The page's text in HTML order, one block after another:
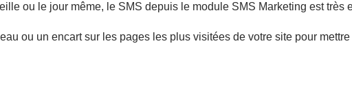
ou le jour même, le SMS depuis le module SMS Marketing est
ou un encart sur les pages les plus visitées de votre site pour